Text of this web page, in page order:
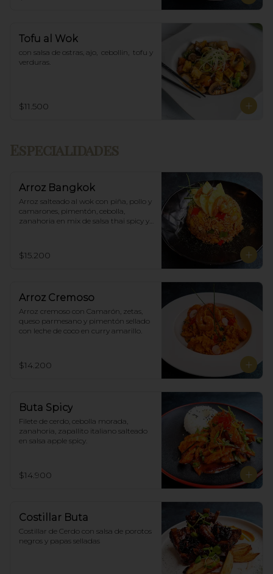
Tofu al Wok
con salsa de ostras, ajo,  cebollin,  tofu y
verduras.
$11.500
Arroz Bangkok
Arroz salteado al wok con piña, pollo y
camarones, pimentón, cebolla,
zanahoria en mix de salsa thai spicy y
$15.200
Arroz Cremoso
Arroz cremoso con Camarón, zetas,
queso parmesano y pimentón sellado
con leche de coco en curry amarillo.
$14.200
Buta Spicy
Filete de cerdo, cebolla morada,
zanahoria, zapallito italiano salteado
en salsa apple spicy.
$14.900
Costillar Buta
Costillar de Cerdo con salsa de porotos
negros y papas selladas